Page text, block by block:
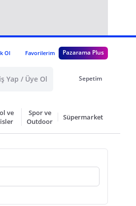
Ol Favorilerim Pazarama Plus
Yap / Üye Ol Sepetim
ve
Spor ve
Outdoor
Süpermarket